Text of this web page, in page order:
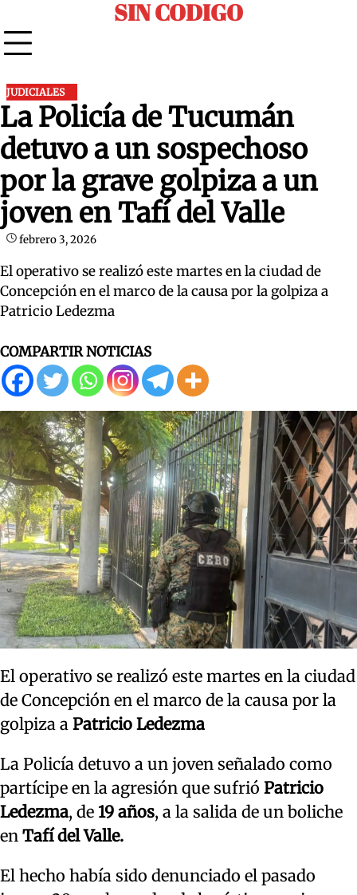
to
content
SIN CODIGO
JUDICIALES
La Policía de Tucumán
detuvo a un sospechoso
por la grave golpiza a un
joven en Tafí del Valle
febrero 3, 2026
El operativo se realizó este martes en la ciudad de
Concepción en el marco de la causa por la golpiza a
Patricio Ledezma
COMPARTIR NOTICIAS
El operativo se realizó este martes en la ciudad
de Concepción en el marco de la causa por la
golpiza a Patricio Ledezma
La Policía detuvo a un joven señalado como
partícipe en la agresión que sufrió Patricio
Ledezma, de 19 años, a la salida de un boliche
en Tafí del Valle.
El hecho había sido denunciado el pasado